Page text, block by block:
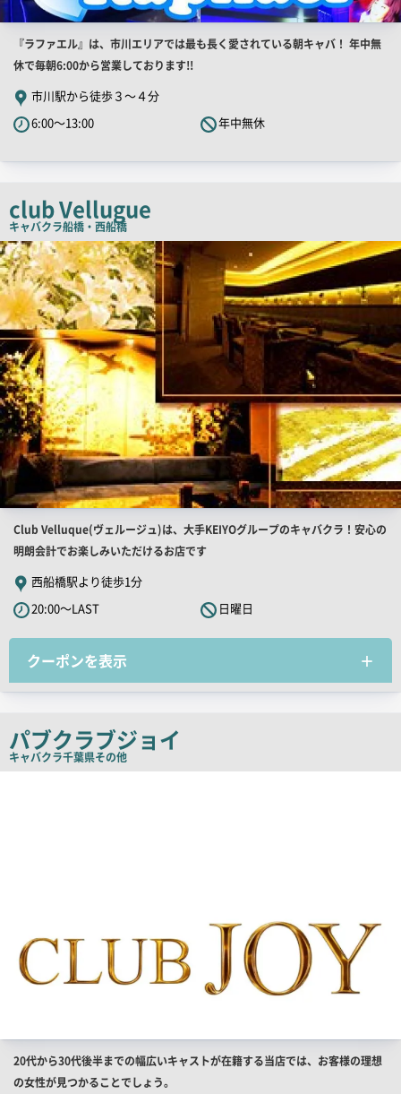
店
舗
PR
キ
ャ
ピ
ー
『ラファエル』は、市川エリアでは最も長く愛されている朝キャバ！ 年中無
休で毎朝6:00から営業しております!!
市川駅から徒歩３～４分
6:00～13:00
年中無休
club Vellugue
キャバクラ船橋・西船橋
店
舗
PR
画
像
店
舗
PR
キ
ャ
ッ
コ
Club Velluque(ヴェルージュ)は、大手KEIYOグループのキャバクラ！安心の
明朗会計でお楽しみいただけるお店です
西船橋駅より徒歩1分
20:00～LAST
日曜日
クーポンを表示
パブクラブジョイ
キャバクラ千葉県その他
店
舗
20代から30代後半までの幅広いキャストが在籍する当店では、お客様の理想
の女性が見つかることでしょう。